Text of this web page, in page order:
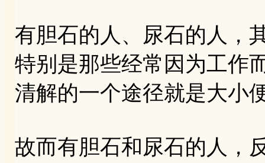
有胆石的人、尿石的人，
特别是那些经常因为工作
清解的一个途径就是大小
故而有胆石和尿石的人，